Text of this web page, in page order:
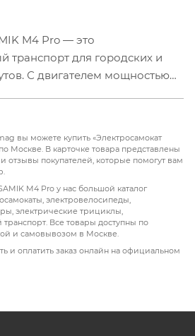
M4 Pro — это
транспорт для городских и
С двигателем мощностью
конструкцией
проходимость, а дисковые
и эффективные остановки.
и задний привод делают
и удобным для
вы можете купить «Электросамокат
Москве. В карточке товара представлены
отзывы покупателей, которые помогут вам
M4 Pro у нас большой каталог
электровелосипеды,
электрические трициклы,
транспорт. Все товары доступны по
и самовывозом в Москве.
и оплатить заказ онлайн на официальном